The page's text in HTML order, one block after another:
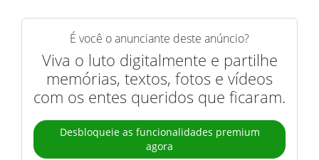
É você o anunciante deste anúncio?
Viva o luto digitalmente e partilhe
memórias, textos, fotos e vídeos
com os entes queridos que ficaram.
Desbloqueie as funcionalidades premium
agora